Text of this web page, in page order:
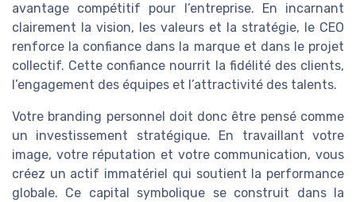
avantage compétitif pour l’entreprise. En incarnant
clairement la vision, les valeurs et la stratégie, le CEO
renforce la confiance dans la marque et dans le projet
collectif. Cette confiance nourrit la fidélité des clients,
l’engagement des équipes et l’attractivité des talents.
Votre branding personnel doit donc être pensé comme
un investissement stratégique. En travaillant votre
image, votre réputation et votre communication, vous
créez un actif immatériel qui soutient la performance
globale. Ce capital symbolique se construit dans la